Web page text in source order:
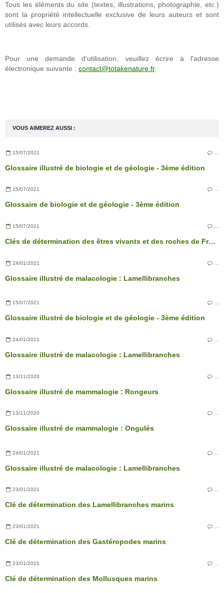
VOUS AIMEREZ AUSSI :
15/07/2021
Glossaire illustré de biologie et de géologie - 3ème édition
15/07/2021 …
Glossaire de biologie et de géologie - 3ème édition
15/07/2021
Clés de détermination des êtres vivants et des roches de France - 3ème édition
24/01/2021
Glossaire illustré de malacologie : Lamellibranches
15/07/2021 …
Glossaire illustré de biologie et de géologie - 3ème édition
24/01/2021
Glossaire illustré de malacologie : Lamellibranches
13/11/2020
Glossaire illustré de mammalogie : Rongeurs
13/11/2020
Glossaire illustré de mammalogie : Ongulés
24/01/2021
Glossaire illustré de malacologie : Lamellibranches
23/01/2021 …
Clé de détermination des Lamellibranches marins
23/01/2021
Clé de détermination des Gastéropodes marins
23/01/2021
Clé de détermination des Mollusques marins
Tous les éléments du site (textes, illustrations, photographie, etc.)
sont la propriété intellectuelle exclusive de leurs auteurs et sont
utilisés avec leurs accords.
Pour une demande d'utilisation, veuillez écrire à l'adresse
électronique suivante : contact@totakenature.fr